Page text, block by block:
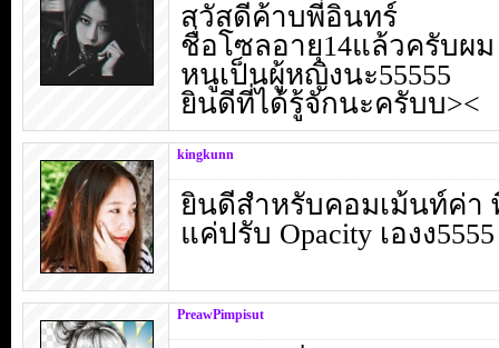
สวัสดีค้าบพี่อินทร์
ชื่อโซลอายุ14แล้วครับผม
หนูเป็นผู้หญิงนะ55555
ยินดีที่ได้รู้จักนะครับบ><
kingkunn
ยินดีสำหรับคอมเม้นท์ค่า
แค่ปรับ Opacity เองง
PreawPimpisut